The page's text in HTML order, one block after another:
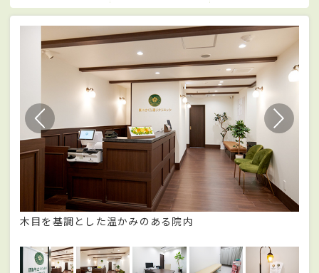
木目を基調とした温かみのある院内